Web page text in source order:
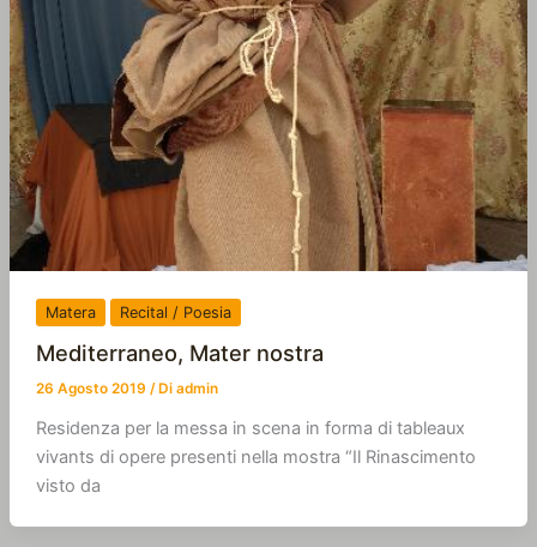
Matera Recital / Poesia
Mediterraneo, Mater nostra
26 Agosto 2019 / Di admin
Residenza per la messa in scena in forma di tableaux
vivants di opere presenti nella mostra “Il Rinascimento
visto da